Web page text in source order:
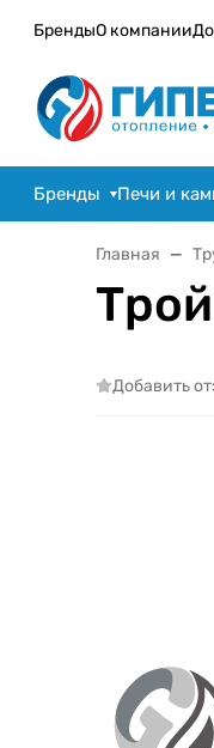
БрендыО компании
Бренды Печи и
Главная
Добавить